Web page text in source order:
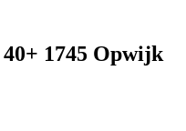
1745 Opwijk